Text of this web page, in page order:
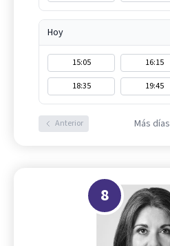
Hoy
15:05 16:15
18:35
19:45
Anterior Más días
8